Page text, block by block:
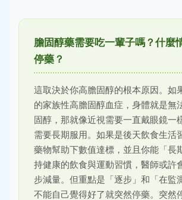
膽固醇藥需要吃一輩子嗎？什麼
停藥？
這取決於你高膽固醇的根本原因。如
的家族性高膽固醇血症，身體就是無
固醇，那就像近視需要一直戴眼鏡一
需要長期服用。如果是後天飲食生活
藥物幫助下數值達標，並且你能「長
持健康的飲食與運動習慣，醫師或許
步減量。但重點是「逐步」和「在監
不能自己覺得好了就突然停藥。突然